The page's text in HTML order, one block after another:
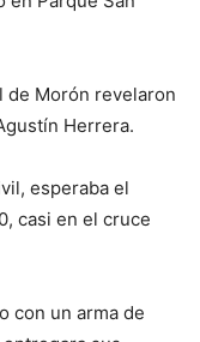
de Morón revelaron
Herrera.
esperaba el
casi en el cruce
con un arma de